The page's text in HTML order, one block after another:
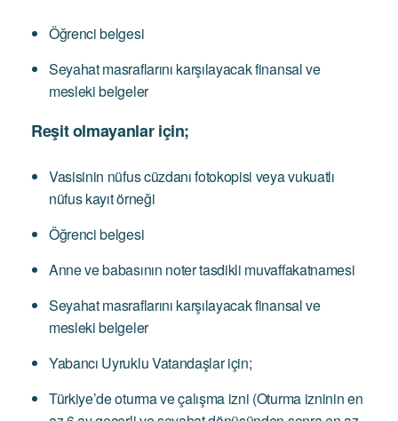
Öğrenci belgesi
Seyahat masraflarını karşılayacak finansal ve
mesleki belgeler
Reşit olmayanlar için;
Vasisinin nüfus cüzdanı fotokopisi veya vukuatlı
nüfus kayıt örneği
Öğrenci belgesi
Anne ve babasının noter tasdikli muvaffakatnamesi
Seyahat masraflarını karşılayacak finansal ve
mesleki belgeler
Yabancı Uyruklu Vatandaşlar için;
Türkiye’de oturma ve çalışma izni (Oturma izninin en